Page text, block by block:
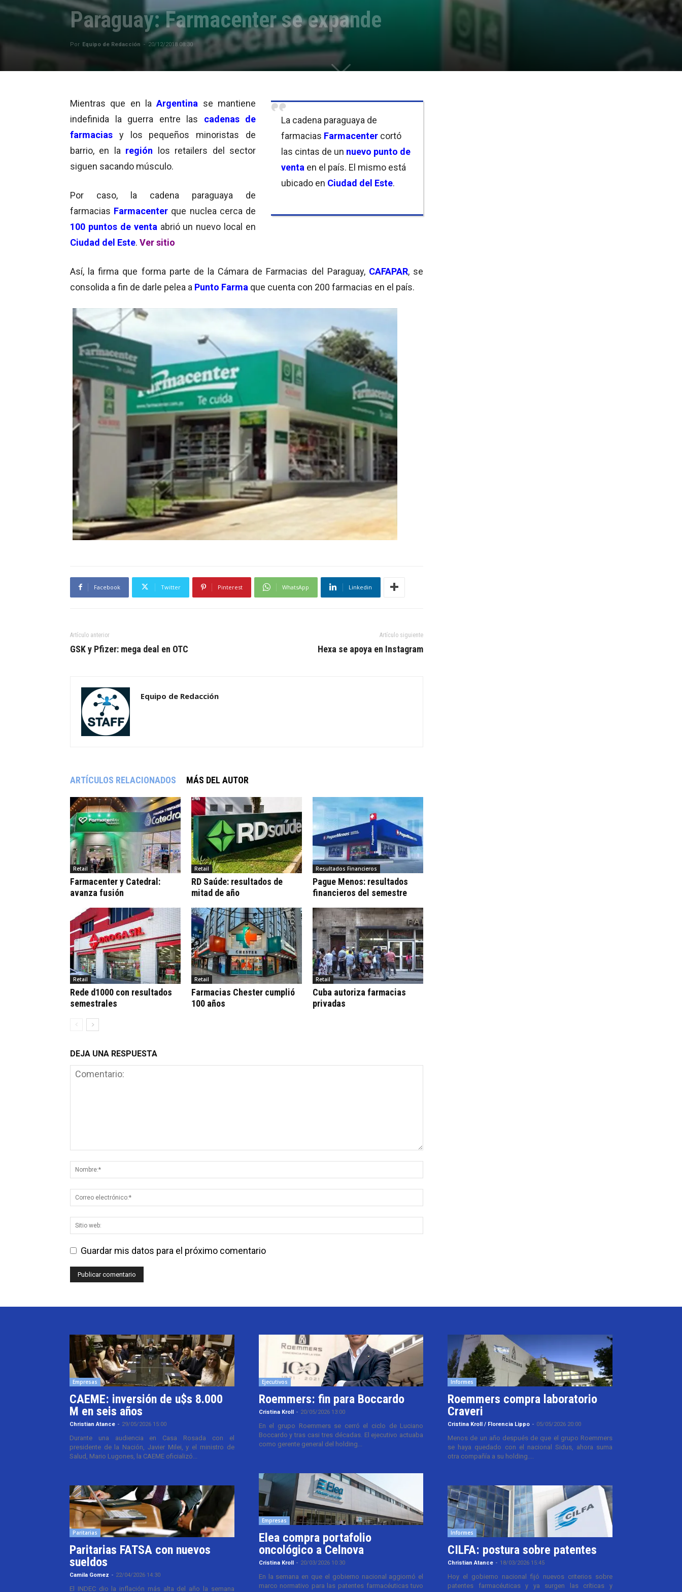
Paraguay: Farmacenter se expande
Por Equipo de Redacción - 20/12/2018 08:30
La cadena paraguaya de
farmacias Farmacenter cortó
las cintas de un nuevo punto de
venta en el país. El mismo está
ubicado en Ciudad del Este.
Mientras que en laArgentina se mantiene
indefinida la guerra entre las cadenas de
farmacias
y los pequeños minoristas de
barrio, en la región los retailers del sector
siguen sacando músculo.
Por caso, la cadena paraguaya de
farmacias Farmacenter que nuclea cerca de
100 puntos de venta abrió un nuevo local en
Ciudad del Este. Ver sitio
Así, la firma que forma parte de la Cámara de Farmacias del Paraguay, CAFAPAR, se
consolida a fin de darle pelea a Punto Farma que cuenta con 200 farmacias en el país.
Facebook Twitter Pinterest WhatsApp Linkedin
Artículo anterior
GSK y Pfizer: mega deal en OTC
Artículo siguiente
Hexa se apoya en Instagram
Equipo de Redacción
ARTÍCULOS RELACIONADOS MÁS DEL AUTOR
Retail
Farmacenter y Catedral:
avanza fusión
Retail
RD Saúde: resultados de
mitad de año
Resultados Financieros
Pague Menos: resultados
financieros del semestre
Retail
Rede d1000 con resultados
semestrales
Retail
Farmacias Chester cumplió
100 años
Retail
Cuba autoriza farmacias
privadas
DEJA UNA RESPUESTA
Guardar mis datos para el próximo comentario
Empresas
CAEME: inversión de u$s 8.000
M en seis años
Christian Atance - 29/05/2026 15:00
Durante una audiencia en Casa Rosada con el
presidente de la Nación, Javier Milei, y el ministro de
Salud, Mario Lugones, la CAEME oficializó...
Paritarias
Paritarias FATSA con nuevos
sueldos
Camila Gomez - 22/04/2026 14:30
El INDEC dio la inflación más alta del año la semana
Ejecutivos
Roemmers: fin para Boccardo
Cristina Kroll - 20/05/2026 13:00
En el grupo Roemmers se cerró el ciclo de Luciano
Boccardo y tras casi tres décadas. El ejecutivo actuaba
como gerente general del holding...
Empresas
Elea compra portafolio
oncológico a Celnova
Cristina Kroll - 20/03/2026 10:30
En la semana en que el gobierno nacional aggiornó el
marco normativo para las patentes farmacéuticas tuvo
Informes
Roemmers compra laboratorio
Craveri
Cristina Kroll / Florencia Lippo - 05/05/2026 20:00
Menos de un año después de que el grupo Roemmers
se haya quedado con el nacional Sidus, ahora suma
otra compañía a su holding....
Informes
CILFA: postura sobre patentes
Christian Atance - 18/03/2026 15:45
Hoy el gobierno nacional fijó nuevos criterios sobre
patentes farmacéuticas y ya surgen las críticas y